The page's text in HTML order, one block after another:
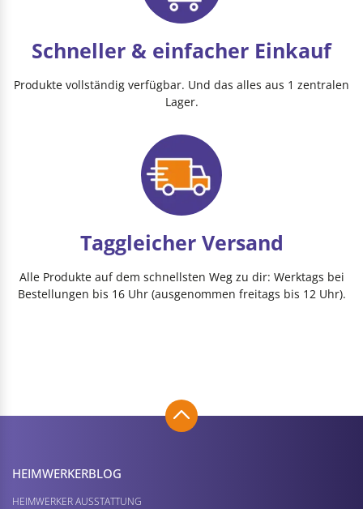
Schneller & einfacher Einkauf
Produkte vollständig verfügbar. Und das alles aus 1 zentralen
Lager.
Taggleicher Versand
Alle Produkte auf dem schnellsten Weg zu dir: Werktags bei
Bestellungen bis 16 Uhr (ausgenommen freitags bis 12 Uhr).
HEIMWERKER­BLOG
HEIMWERKER AUSSTATTUNG